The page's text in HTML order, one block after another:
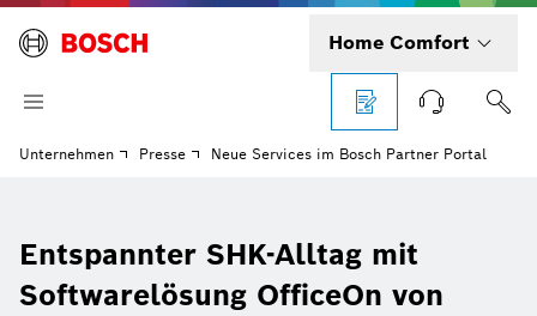
Home Comfort
Unternehmen Presse Neue Services im Bosch Partner Portal
Entspannter SHK-Alltag mit
Softwarelösung OfficeOn von